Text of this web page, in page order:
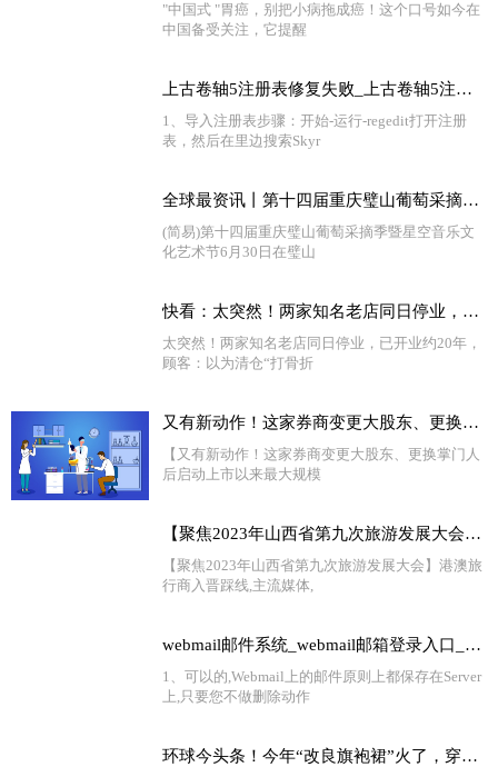
"中国式 "胃癌，别把小病拖成癌！这个口号如今在
中国备受关注，它提醒
上古卷轴5注册表修复失败_上古卷轴5注册表修复
1、导入注册表步骤：开始-运行-regedit打开注册
表，然后在里边搜索Skyr
全球最资讯丨第十四届重庆璧山葡萄采摘季暨星空音乐文化艺术节开幕
(简易)第十四届重庆璧山葡萄采摘季暨星空音乐文
化艺术节6月30日在璧山
快看：太突然！两家知名老店同日停业，已开业约20年，顾客：以为清仓“打骨折”，却发现并不便宜
太突然！两家知名老店同日停业，已开业约20年，
顾客：以为清仓“打骨折
又有新动作！这家券商变更大股东、更换掌门人后 启动上市以来最大规模再融资
【又有新动作！这家券商变更大股东、更换掌门人
后启动上市以来最大规模
【聚焦2023年山西省第九次旅游发展大会】港澳旅行商入晋踩线
【聚焦2023年山西省第九次旅游发展大会】港澳旅
行商入晋踩线,主流媒体,
webmail邮件系统_webmail邮箱登录入口_世界独家
1、可以的,Webmail上的邮件原则上都保存在Server
上,只要您不做删除动作
环球今头条！今年“改良旗袍裙”火了，穿上身高雅时尚，老少皆宜，很女神范儿